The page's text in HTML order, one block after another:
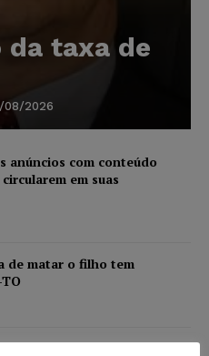
da taxa de
08/2026
anúncios com conteúdo
em suas
de matar o filho tem